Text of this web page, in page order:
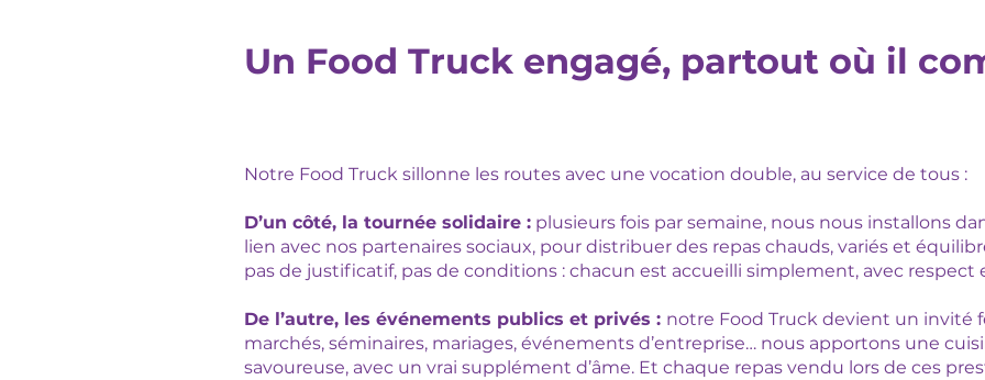
Un Food Truck engagé, partout où il
Notre Food Truck sillonne les routes avec une vocation double, au service de tous :
D’un côté, la tournée solidaire : plusieurs fois par semaine, nous nous installons
lien avec nos partenaires sociaux, pour distribuer des repas chauds, variés et
pas de justificatif, pas de conditions : chacun est accueilli simplement, avec respect
De l’autre, les événements publics et privés : notre Food Truck devient un invité
marchés, séminaires, mariages, événements d’entreprise… nous apportons une
savoureuse, avec un vrai supplément d’âme. Et chaque repas vendu lors de ces